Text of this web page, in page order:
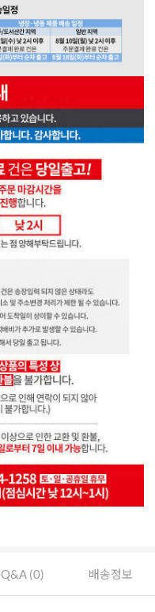
Q&A (0) 배송정보